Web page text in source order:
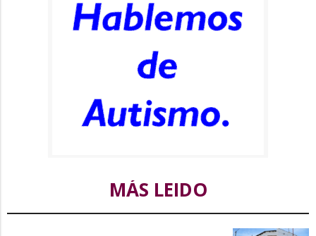
MÁS LEIDO